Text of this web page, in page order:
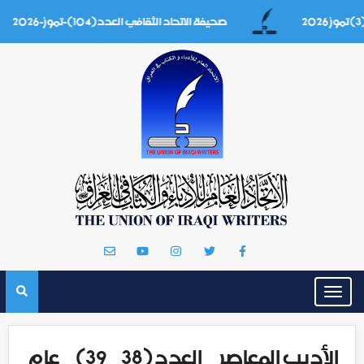
صحيفة الاتحاد الثقافي العدد(104)-تموز-2026
Toggle
navigation
الأديب المعاصر _ العدد (38_39)_ عام